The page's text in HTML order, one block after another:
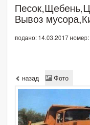
Вывоз
подано: 14.03.2017
назад Фото